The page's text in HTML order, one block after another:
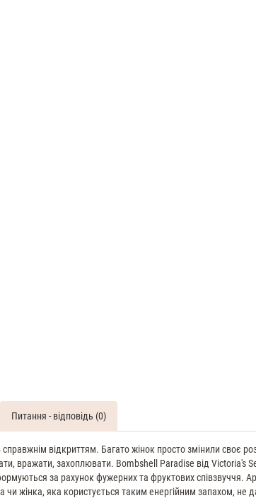
жіночі
Secret
Bombshell
Paradise
ML
Духи
Питання - відповідь (0)
відкриттям. Багато жінок просто змінили своє
вражати, захоплювати. Bombshell Paradise від Victoria's
формуються за рахунок фужерних та фруктових
чи жінка, яка користується таким енергійним запахом,